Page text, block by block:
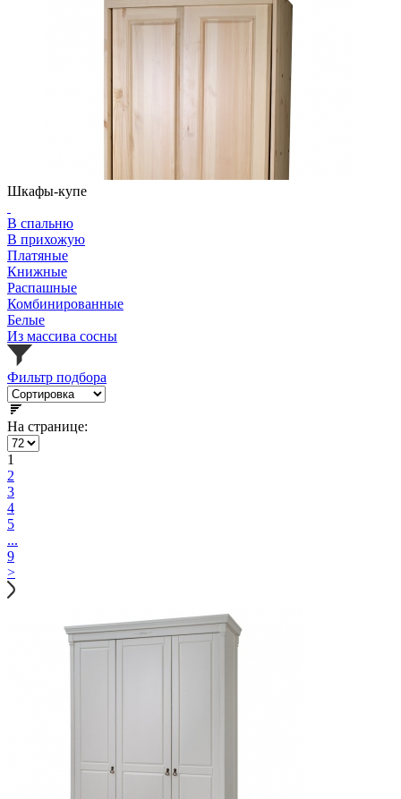
Шкафы-купе
В спальню
В прихожую
Платяные
Книжные
Распашные
Комбинированные
Белые
Из массива сосны
Фильтр подбора
На странице:
1
2
3
4
5
...
9
>